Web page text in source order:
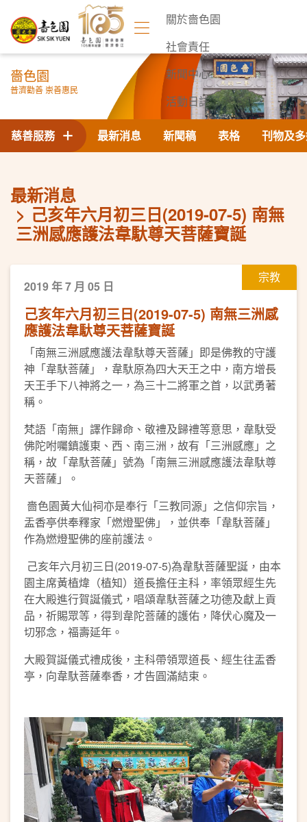
關於嗇色園
社會責任
新聞中心
活動日誌
聯絡我們
嗇色園
普濟勸善 崇善惠民
最新消息 新聞稿 表格 刊物及
慈善服務
最新消息
己亥年六月初三日(2019-07-5) 南無
三洲感應護法韋馱尊天菩薩寶誕
宗教
2019 年 7 月 05 日
己亥年六月初三日(2019-07-5) 南無三洲感
應護法韋馱尊天菩薩寶誕
「南無三洲感應護法韋馱尊天菩薩」即是佛教的守護
神「韋馱菩薩」，韋馱原為四大天王之中，南方增長
天王手下八神將之一，為三十二將軍之首，以武勇著
稱。
梵語「南無」譯作歸命、敬禮及歸禮等意思，韋馱受
佛陀咐囑鎮護東、西、南三洲，故有「三洲感應」之
稱，故「韋馱菩薩」號為「南無三洲感應護法韋馱尊
天菩薩」。
嗇色園黃大仙祠亦是奉行「三教同源」之信仰宗旨，
盂香亭供奉釋家「燃燈聖佛」，並供奉「韋馱菩薩」
作為燃燈聖佛的座前護法。
己亥年六月初三日(2019-07-5)為韋馱菩薩聖誕，由本
園主席黃植煒（植知）道長擔任主科，率領眾經生先
在大殿進行賀誕儀式，唱頌韋馱菩薩之功德及獻上貢
品，祈賜眾等，得到韋陀菩薩的護佑，降伏心魔及一
切邪念，福壽延年。
大殿賀誕儀式禮成後，主科帶領眾道長、經生往盂香
亭，向韋馱菩薩奉香，才告圓滿結束。